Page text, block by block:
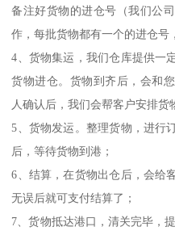
备注好货物的进仓号（我们公
作，每批货物都有一个的进仓号
4、货物集运，我们仓库提供一
货物进仓。货物到齐后，会和
人确认后，我们会帮客户安排货
5、货物发运。整理货物，进行
后，等待货物到港；
6、结算，在货物出仓后，会给
无误后就可支付结算了；
7、货物抵达港口，清关完毕，